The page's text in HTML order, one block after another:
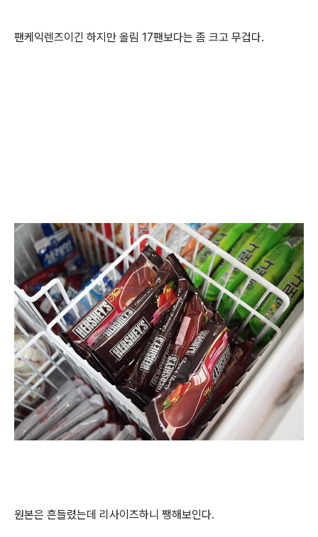
팬케익렌즈이긴 하지만 올림 17팬보다는 좀 크고 무겁다.
원본은 흔들렸는데 리사이즈하니 쨍해보인다.